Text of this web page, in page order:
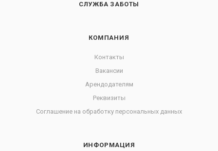
СЛУЖБА ЗАБОТЫ
КОМПАНИЯ
Контакты
Вакансии
Арендодателям
Реквизиты
Соглашение на обработку персональных данных
ИНФОРМАЦИЯ